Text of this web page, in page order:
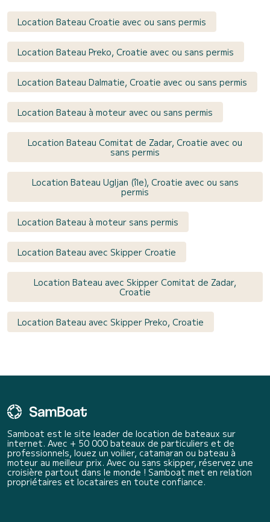
Location Bateau Croatie avec ou sans permis
Location Bateau Preko, Croatie avec ou sans permis
Location Bateau Dalmatie, Croatie avec ou sans permis
Location Bateau à moteur avec ou sans permis
Location Bateau Comitat de Zadar, Croatie avec ou
sans permis
Location Bateau Ugljan (île), Croatie avec ou sans
permis
Location Bateau à moteur sans permis
Location Bateau avec Skipper Croatie
Location Bateau avec Skipper Comitat de Zadar,
Croatie
Location Bateau avec Skipper Preko, Croatie
Samboat est le site leader de location de bateaux sur
internet. Avec + 50 000 bateaux de particuliers et de
professionnels, louez un voilier, catamaran ou bateau à
moteur au meilleur prix. Avec ou sans skipper, réservez une
croisière partout dans le monde ! Samboat met en relation
propriétaires et locataires en toute confiance.